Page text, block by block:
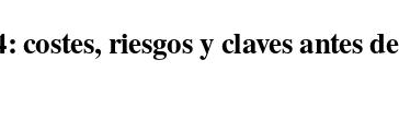
costes, riesgos y claves antes de